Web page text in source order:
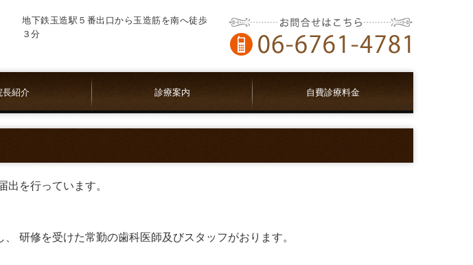
地下鉄玉造駅５番出口から 玉造筋を南へ徒歩
３分
長紹介 診療案内 自費診療料金
を行っています。
研修を受けた常勤の歯科医師及びスタッフがおります。